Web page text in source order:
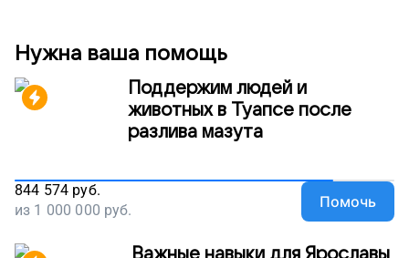
Нужна ваша помощь
Поддержим людей и
животных в Туапсе после
разлива мазута
844 574 руб.
из 1 000 000 руб. Помочь